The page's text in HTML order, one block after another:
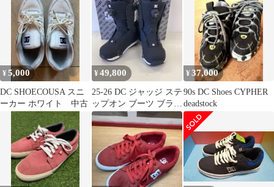
¥5,000
DC SHOECOUSA スニ
ーカー ホワイト 中古
¥49,800
25-26 DC ジャッジ ステ
ップオン ブーツ ブラッ
ク 27.5 ディーシー
¥37,000
90s DC Shoes CYPHER
deadstock